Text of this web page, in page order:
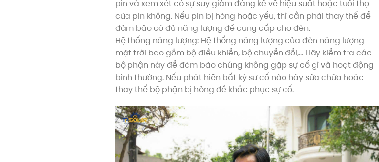
pin và xem xét có sự suy giảm đáng kể về hiệu suất hoặc tuổi thọ
của pin không. Nếu pin bị hỏng hoặc yếu, thì cần phải thay thế để
đảm bảo có đủ năng lượng để cung cấp cho đèn.
Hệ thống năng lượng: Hệ thống năng lượng của đèn năng lượng
mặt trời bao gồm bộ điều khiển, bộ chuyển đổi,… Hãy kiểm tra các
bộ phận này để đảm bảo chúng không gặp sự cố gì và hoạt động
bình thường. Nếu phát hiện bất kỳ sự cố nào hãy sửa chữa hoặc
thay thế bộ phận bị hỏng để khắc phục sự cố. ​​​​​​​